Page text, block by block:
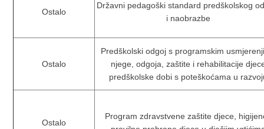
Ostalo
Državni pedagoški standard predškolskog
i naobrazbe
Ostalo
Predškolski odgoj s programskim
njege, odgoja, zaštite i rehabilitacije
predškolske dobi s poteškoćama u
Ostalo
Program zdravstvene zaštite djece,